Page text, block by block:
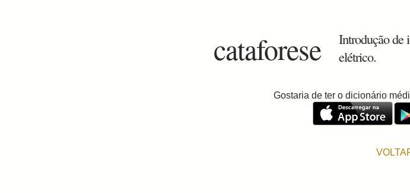
cataforese
Introdução de
elétrico.
Gostaria de ter o dicionário